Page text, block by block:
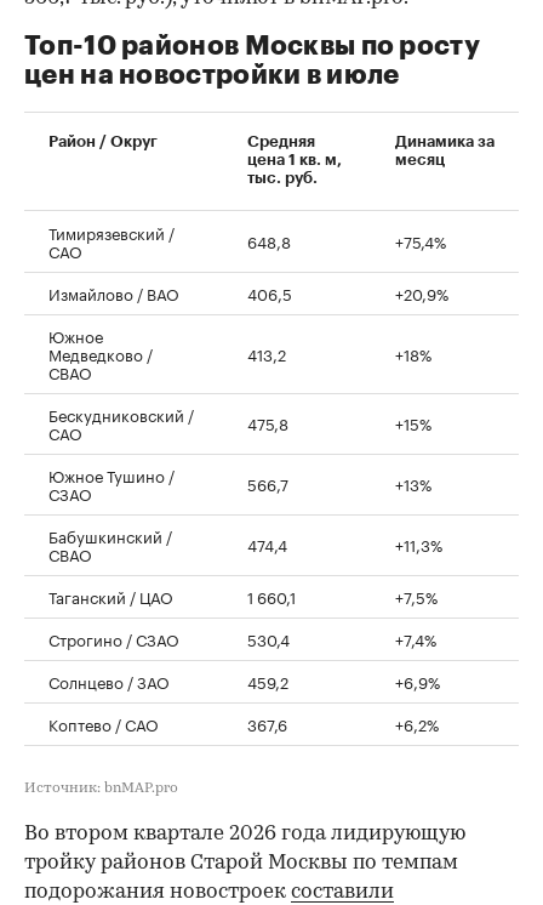
00:00 / 00:00
Топ-10 районов Москвы по росту
цен на новостройки в июле
Район / Округ
Средняя
цена 1 кв. м,
тыс. руб.
Динамика за
месяц
Тимирязевский /
САО 648,8 +75,4%
Измайлово / ВАО 406,5
+20,9%
Южное
Медведково /
СВАО
413,2 +18%
Бескудниковский /
САО 475,8 +15%
Южное Тушино /
СЗАО 566,7 +13%
Бабушкинский /
СВАО 474,4 +11,3%
Таганский / ЦАО 1 660,1
+7,5%
Строгино / СЗАО
530,4
+7,4%
Солнцево / ЗАО
459,2
+6,9%
Коптево / САО
367,6 +6,2%
Источник: bnMAP.pro
Во втором квартале 2026 года лидирующую
тройку районов Старой Москвы по темпам
подорожания новостроек составили